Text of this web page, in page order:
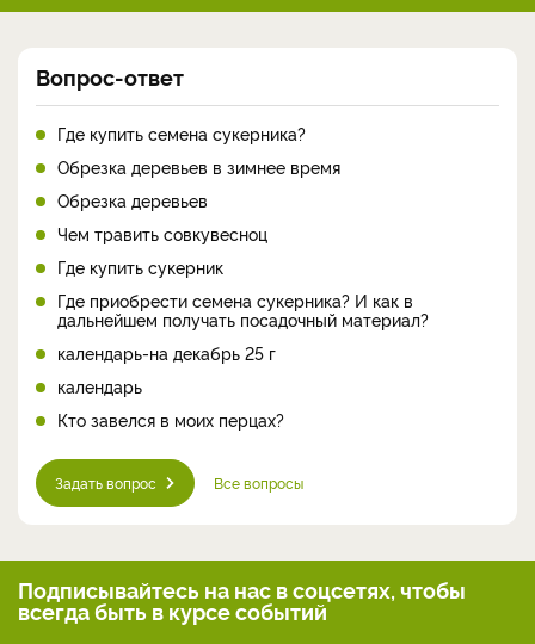
Вопрос-ответ
Где купить семена сукерника?
Обрезка деревьев в зимнее время
Обрезка деревьев
Чем травить совкувесноц
Где купить сукерник
Где приобрести семена сукерника? И как в
дальнейшем получать посадочный материал?
календарь-на декабрь 25 г
календарь
Кто завелся в моих перцах?
Задать вопрос Все вопросы
Подписывайтесь на нас в соцсетях, чтобы
всегдабыть в курсе событий